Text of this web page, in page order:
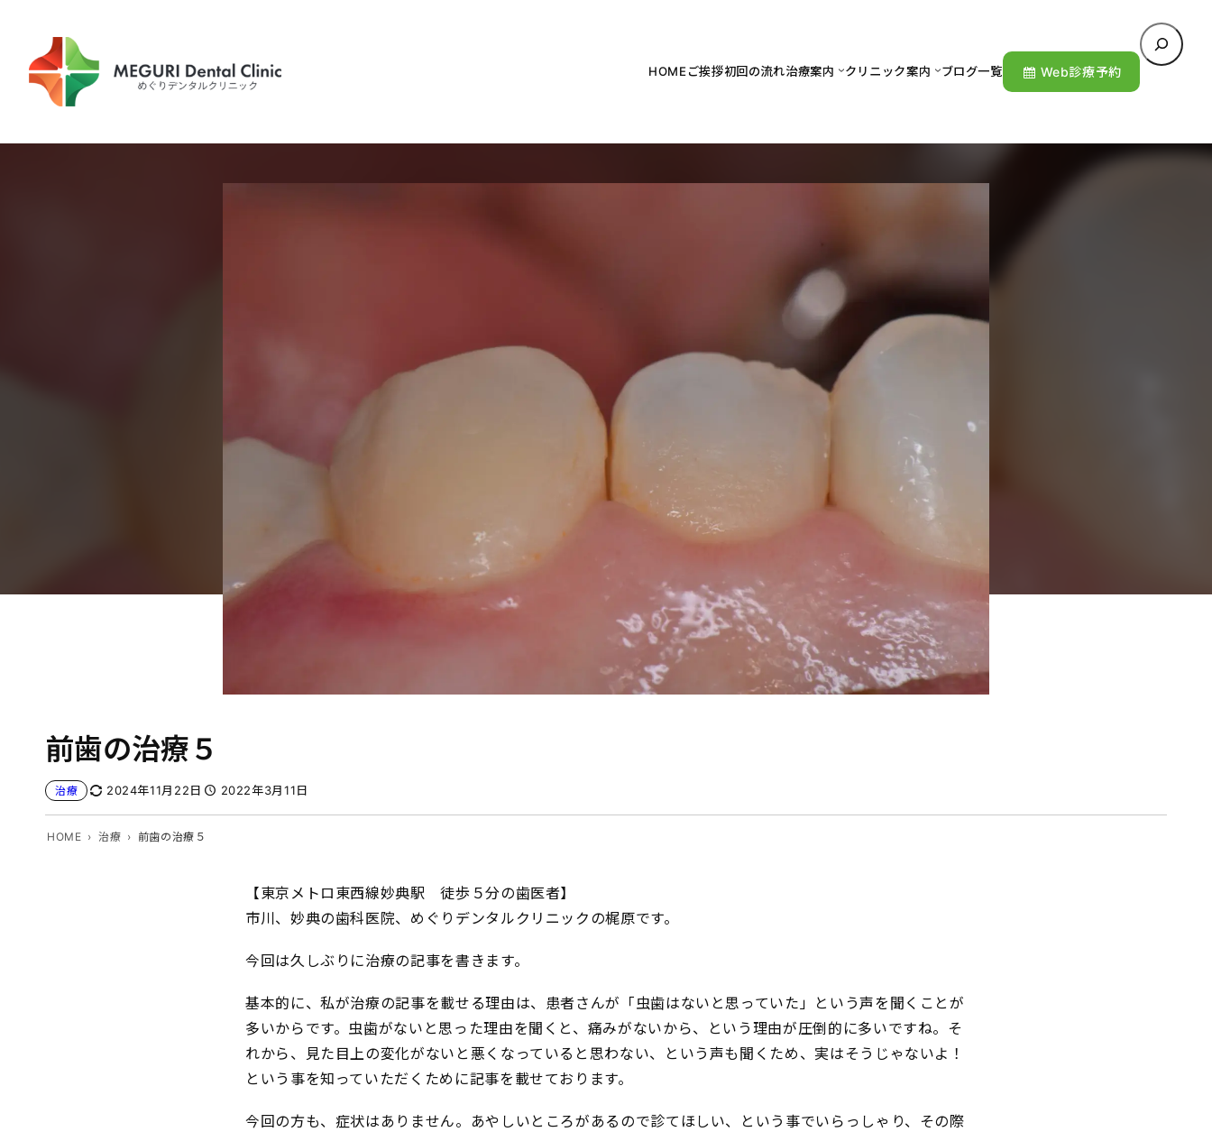
HOME ご挨拶初回の流れ治療案内 クリニック案内 ブログ一覧 Web診療予約
検
索
前歯の治療５
治療 2024年11月22日 2022年3月11日
HOME 治療 前歯の治療５
【東京メトロ東西線妙典駅 徒歩５分の歯医者】
市川、妙典の歯科医院、めぐりデンタルクリニックの梶原です。
今回は久しぶりに治療の記事を書きます。
基本的に、私が治療の記事を載せる理由は、患者さんが「虫歯はないと思っていた」という声を聞くことが
多いからです。虫歯がないと思った理由を聞くと、痛みがないから、という理由が圧倒的に多いですね。そ
れから、見た目上の変化がないと悪くなっていると思わない、という声も聞くため、実はそうじゃないよ！
という事を知っていただくために記事を載せております。
今回の方も、症状はありません。あやしいところがあるので診てほしい、という事でいらっしゃり、その際